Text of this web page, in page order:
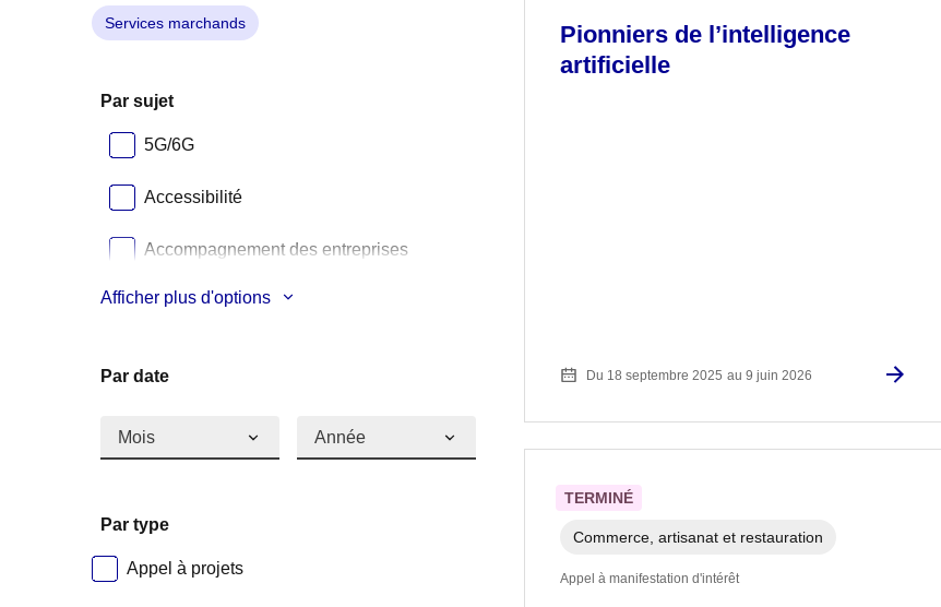
Services marchands
Par sujet
5G/6G
Accessibilité
Accompagnement des entreprises
Aéronautique
Afficher plus d'options
Par date
Par type
Appel à projets
Pionniers de l’intelligence
artificielle
Du 18 septembre 2025 au 9 juin 2026
TERMINÉ
Commerce, artisanat et restauration
Appel à manifestation d'intérêt